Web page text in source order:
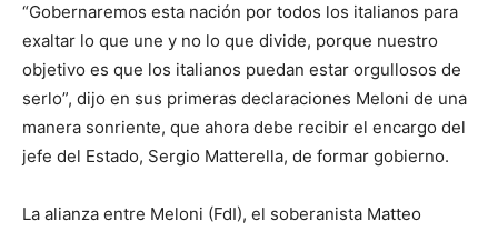
“Gobernaremos esta nación por todos los italianos para
exaltar lo que une y no lo que divide, porque nuestro
objetivo es que los italianos puedan estar orgullosos de
serlo”, dijo en sus primeras declaraciones Meloni de una
manera sonriente, que ahora debe recibir el encargo del
jefe del Estado, Sergio Matterella, de formar gobierno.
La alianza entre Meloni (FdI), el soberanista Matteo